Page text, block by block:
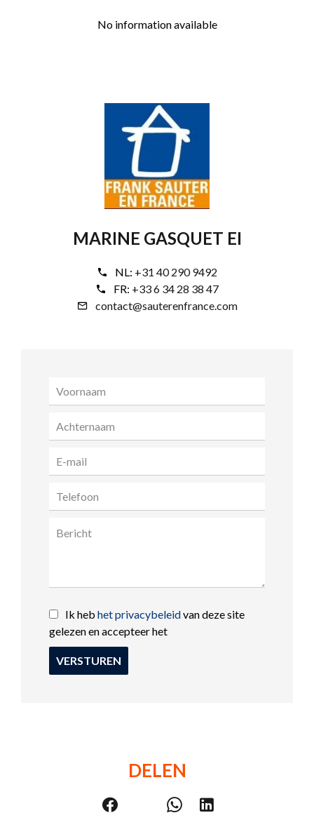
No information available
MARINE GASQUET EI
NL: +31 40 290 9492
FR: +33 6 34 28 38 47
contact@sauterenfrance.com
Ik heb het privacybeleidvan deze site
gelezen en accepteer het
VERSTUREN
DELEN